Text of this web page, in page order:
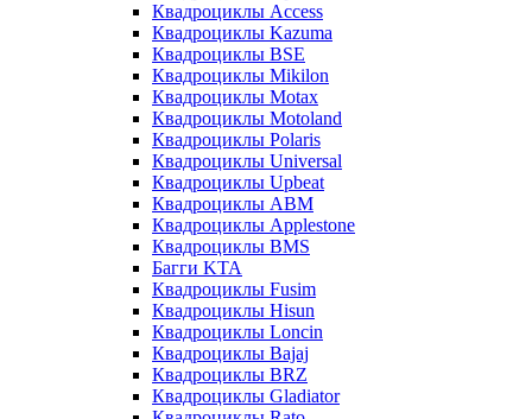
Квадроциклы Access
Квадроциклы Kazuma
Квадроциклы BSE
Квадроциклы Mikilon
Квадроциклы Motax
Квадроциклы Motoland
Квадроциклы Polaris
Квадроциклы Universal
Квадроциклы Upbeat
Квадроциклы ABM
Квадроциклы Applestone
Квадроциклы BMS
Багги KTA
Квадроциклы Fusim
Квадроциклы Hisun
Квадроциклы Loncin
Квадроциклы Bajaj
Квадроциклы BRZ
Квадроциклы Gladiator